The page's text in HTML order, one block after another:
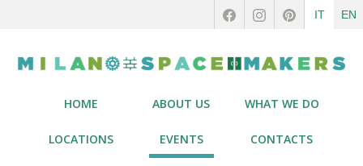
IT EN
HOME ABOUT US WHAT WE DO
LOCATIONS EVENTS CONTACTS